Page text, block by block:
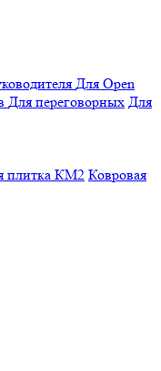
Для Open
Для переговорных Для
плитка КМ2 Ковровая